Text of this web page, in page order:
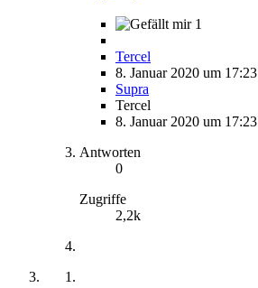
1
Tercel
8. Januar 2020 um 17:23
Supra
Tercel
8. Januar 2020 um 17:23
Antworten
0
Zugriffe
2,2k